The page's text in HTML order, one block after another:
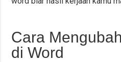
Cara
di Word